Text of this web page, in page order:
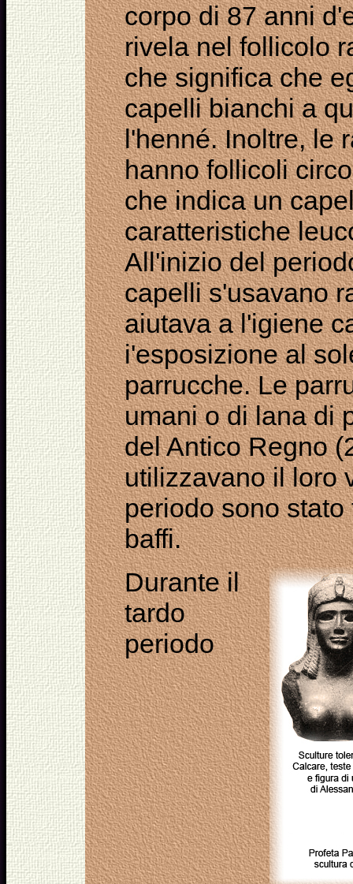
corpo di 87 anni
rivela nel follicolo
che significa che
capelli bianchi a
l'henné. Inoltre, le
hanno follicoli
che indica un
caratteristiche
All'inizio del
capelli s'usavano
aiutava a l'igiene
i'esposizione al
parrucche. Le
umani o di lana di
del Antico Regno
utilizzavano il loro
periodo sono
baffi.
Durante il
tardo
periodo